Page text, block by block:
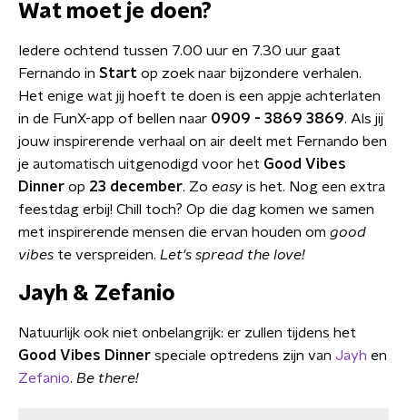
Wat moet je doen?
Iedere ochtend tussen 7.00 uur en 7.30 uur gaat
Fernando in Start op zoek naar bijzondere verhalen.
Het enige wat jij hoeft te doen is een appje achterlaten
in de FunX-app of bellen naar 0909 - 3869 3869. Als jij
jouw inspirerende verhaal on air deelt met Fernando ben
je automatisch uitgenodigd voor het Good Vibes
Dinner op 23 december. Zo easy is het. Nog een extra
feestdag erbij! Chill toch? Op die dag komen we samen
met inspirerende mensen die ervan houden om good
vibes te verspreiden. Let's spread the love!
Jayh & Zefanio
Natuurlijk ook niet onbelangrijk: er zullen tijdens het
Good Vibes Dinner speciale optredens zijn van Jayh en
Zefanio. Be there!